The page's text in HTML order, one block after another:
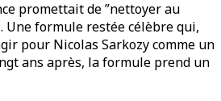
promettait de ”nettoyer au
Une formule restée célèbre qui,
pour Nicolas Sarkozy comme un
ans après, la formule prend un